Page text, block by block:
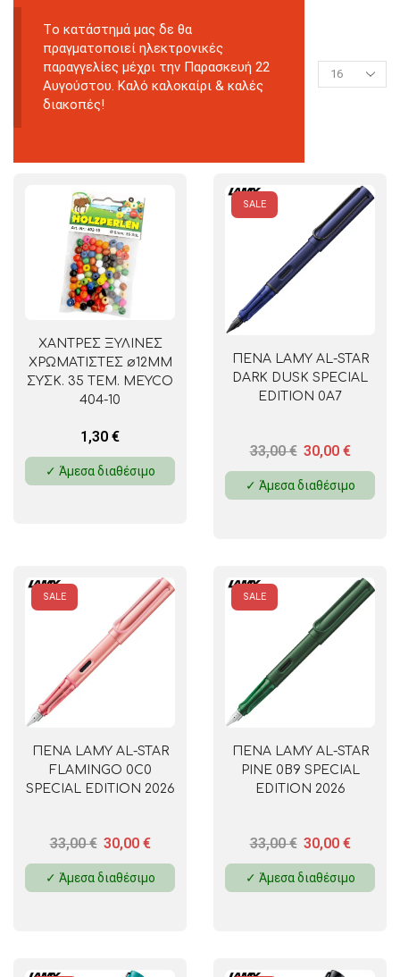
Tο κατάστημά μας δε θα
πραγματοποιεί ηλεκτρονικές
παραγγελίες μέχρι την Παρασκευή 22
Αυγούστου. Καλό καλοκαίρι & καλές
διακοπές!
ΧΑΝΤΡΕΣ ΞΥΛΙΝΕΣ
ΧΡΩΜΑΤΙΣΤΕΣ ø12MM
ΣΥΣΚ. 35 ΤΕΜ. MEYCO
404-10
1,30 €
✓ Άμεσα διαθέσιμο
SALE
ΠΕΝΑ LAMY AL-STAR
DARK DUSK SPECIAL
EDITION 0A7
33,00€ 30,00 €
✓ Άμεσα διαθέσιμο
SALE
ΠΕΝΑ LAMY AL-STAR
FLAMINGO 0C0
SPECIAL EDITION 2026
33,00€ 30,00 €
✓ Άμεσα διαθέσιμο
SALE
ΠΕΝΑ LAMY AL-STAR
PINE 0B9 SPECIAL
EDITION 2026
33,00€ 30,00 €
✓ Άμεσα διαθέσιμο